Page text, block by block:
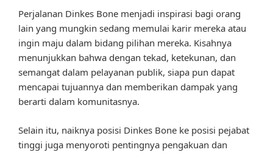
Perjalanan Dinkes Bone menjadi inspirasi bagi orang
lain yang mungkin sedang memulai karir mereka atau
ingin maju dalam bidang pilihan mereka. Kisahnya
menunjukkan bahwa dengan tekad, ketekunan, dan
semangat dalam pelayanan publik, siapa pun dapat
mencapai tujuannya dan memberikan dampak yang
berarti dalam komunitasnya.
Selain itu, naiknya posisi Dinkes Bone ke posisi pejabat
tinggi juga menyoroti pentingnya pengakuan dan